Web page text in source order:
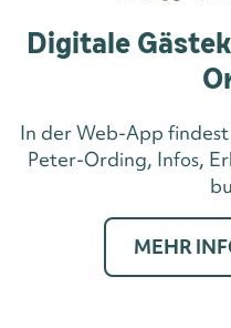
Digitale
In der Web-App
Peter-Ording, Infos,
MEHR